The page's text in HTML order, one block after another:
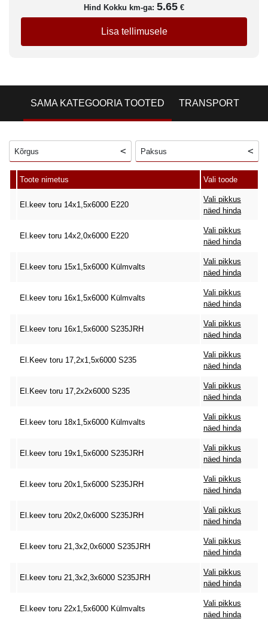
Hind Kokku km-ga: 5.65 €
Lisa tellimusele
SAMA KATEGOORIA TOOTED TRANSPORT
Kõrgus Paksus
Toote nimetus Vali toode
El.keev toru 14x1,5x6000 E220
Vali pikkus
näed hinda
El.keev toru 14x2,0x6000 E220
Vali pikkus
näed hinda
El.keev toru 15x1,5x6000 Külmvalts
Vali pikkus
näed hinda
El.keev toru 16x1,5x6000 Külmvalts
Vali pikkus
näed hinda
El.keev toru 16x1,5x6000 S235JRH
Vali pikkus
näed hinda
El.Keev toru 17,2x1,5x6000 S235
Vali pikkus
näed hinda
El.Keev toru 17,2x2x6000 S235
Vali pikkus
näed hinda
El.keev toru 18x1,5x6000 Külmvalts
Vali pikkus
näed hinda
El.keev toru 19x1,5x6000 S235JRH
Vali pikkus
näed hinda
El.keev toru 20x1,5x6000 S235JRH
Vali pikkus
näed hinda
El.keev toru 20x2,0x6000 S235JRH
Vali pikkus
näed hinda
El.keev toru 21,3x2,0x6000 S235JRH
Vali pikkus
näed hinda
El.keev toru 21,3x2,3x6000 S235JRH
Vali pikkus
näed hinda
El.keev toru 22x1,5x6000 Külmvalts
Vali pikkus
näed hinda